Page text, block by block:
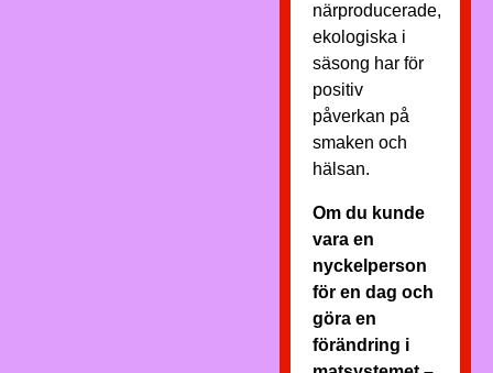
närproducerade,
ekologiska i
säsong har för
positiv
påverkan på
smaken och
hälsan.
Om du kunde
vara en
nyckelperson
för en dag och
göra en
förändring i